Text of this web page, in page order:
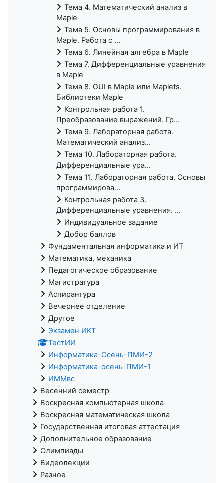
Тема 4. Математический анализ в
Maple
Тема 5. Основы программирования в
Maple. Работа с ...
Тема 6. Линейная алгебра в Maple
Тема 7. Дифференциальные уравнения
в Maple
Тема 8. GUI в Maple или Maplets.
Библиотеки Maple
Контрольная работа 1.
Преобразование выражений. Гр...
Тема 9. Лабораторная работа.
Математический анализ...
Тема 10. Лабораторная работа.
Дифференциальные ура...
Тема 11. Лабораторная работа. Основы
программирова...
Контрольная работа 3.
Дифференциальные уравнения. ...
Индивидуальное задание
Добор баллов
Фундаментальная информатика и ИТ
Математика, механика
Педагогическое образование
Магистратура
Аспирантура
Вечернее отделение
Другое
Экзамен ИКТ
ТестИИ
Информатика-Осень-ПМИ-2
Информатика-осень-ПМИ-1
ИММвс
Весенний семестр
Воскресная компьютерная школа
Воскресная математическая школа
Государственная итоговая аттестация
Дополнительное образование
Олимпиады
Видеолекции
Разное